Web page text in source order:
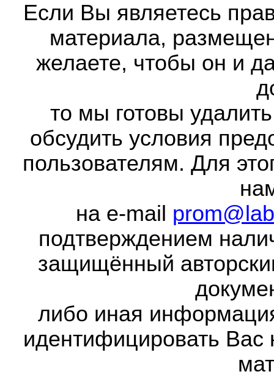
Если Вы являетесь
материала,
желаете, чтобы он и
то мы готовы
обсудить условия
пользователям. Для
на e-mail
подтверждением
защищённый
либо иная
идентифицировать Вас